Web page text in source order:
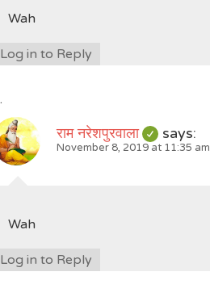
Wah
Log in to Reply
राम नरेशपुरवाला says:
November 8, 2019 at 11:35 am
Wah
Log in to Reply